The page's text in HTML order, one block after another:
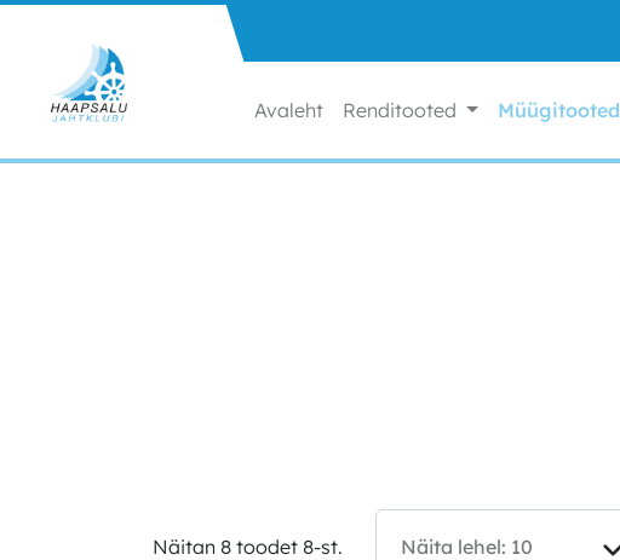
Avaleht Renditooted Müügitooted
Näitan 8 toodet 8-st.